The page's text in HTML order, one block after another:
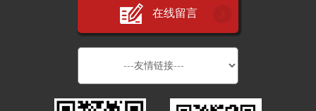
在线留言